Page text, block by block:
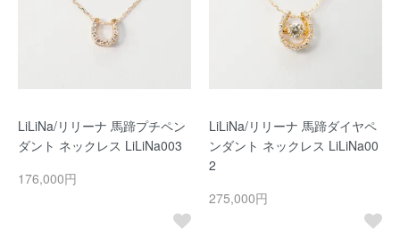
LiLiNa/リリーナ 馬蹄プチペン
ダント ネックレス LiLiNa003
176,000円
LiLiNa/リリーナ 馬蹄ダイヤペ
ンダント ネックレス LiLiNa00
2
275,000円